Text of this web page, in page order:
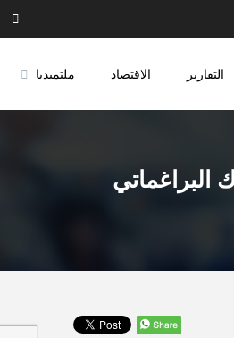
التقارير الاقتصاد ملتميديا
البراغماتي